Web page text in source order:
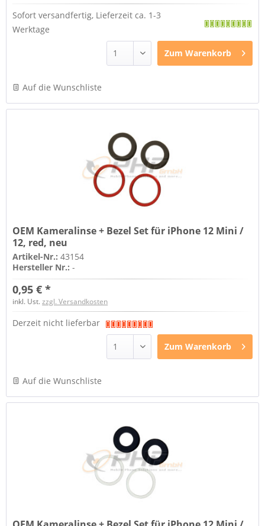
Sofort versandfertig, Lieferzeit ca. 1-3
Werktage
Zum Warenkorb
Auf die Wunschliste
OEM Kameralinse + Bezel Set für iPhone 12 Mini /
12, red, neu
Artikel-Nr.:43154
Hersteller Nr.:-
0,95 € *
inkl. Ust.zzgl. Versandkosten
Derzeit nicht lieferbar
Zum Warenkorb
Auf die Wunschliste